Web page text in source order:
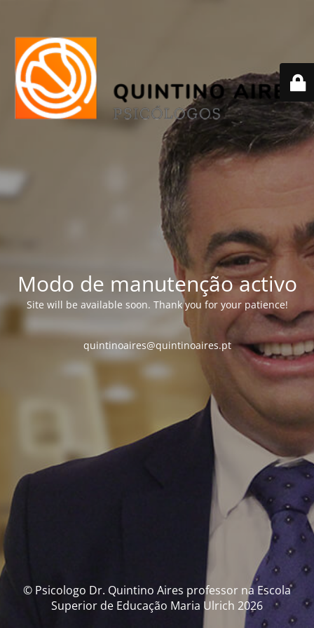
Modo de manutenção activo
Site will be available soon. Thank you for your patience!
quintinoaires@quintinoaires.pt
© Psicologo Dr. Quintino Aires professor na Escola
Superior de Educação Maria Ulrich 2026